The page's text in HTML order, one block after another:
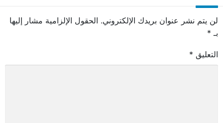
لن يتم نشر عنوان بريدك الإلكتروني. الحقول الإلزامية مشار إليها
بـ *
التعليق *